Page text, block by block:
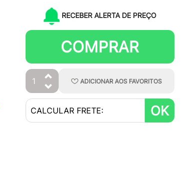
RECEBER ALERTA DE PREÇO
COMPRAR
ADICIONAR AOSFAVORITOS
OK